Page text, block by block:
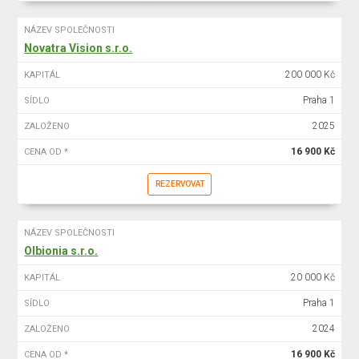
NÁZEV SPOLEČNOSTI
Novatra Vision s.r.o.
KAPITÁL 200 000 Kč
SÍDLO Praha 1
ZALOŽENO 2025
CENA OD * 16 900 Kč
REZERVOVAT
NÁZEV SPOLEČNOSTI
Olbionia s.r.o.
KAPITÁL 20 000 Kč
SÍDLO Praha 1
ZALOŽENO 2024
CENA OD * 16 900 Kč